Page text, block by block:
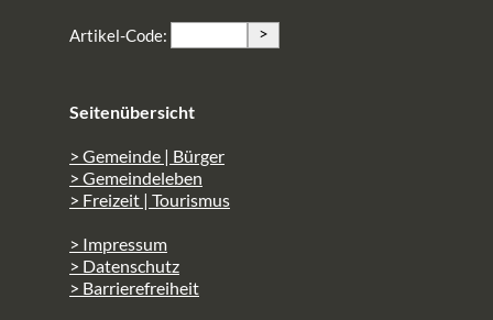
Artikel-Code: >
Seitenübersicht
> Gemeinde | Bürger
> Gemeindeleben
> Freizeit | Tourismus
> Impressum
> Datenschutz
> Barrierefreiheit